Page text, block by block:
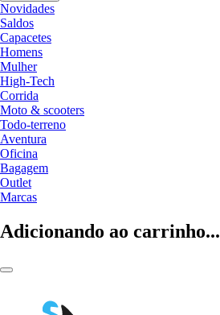
Novidades
Saldos
Capacetes
Homens
Mulher
High-Tech
Corrida
Moto & scooters
Todo-terreno
Aventura
Oficina
Bagagem
Outlet
Marcas
Adicionando ao carrinho...